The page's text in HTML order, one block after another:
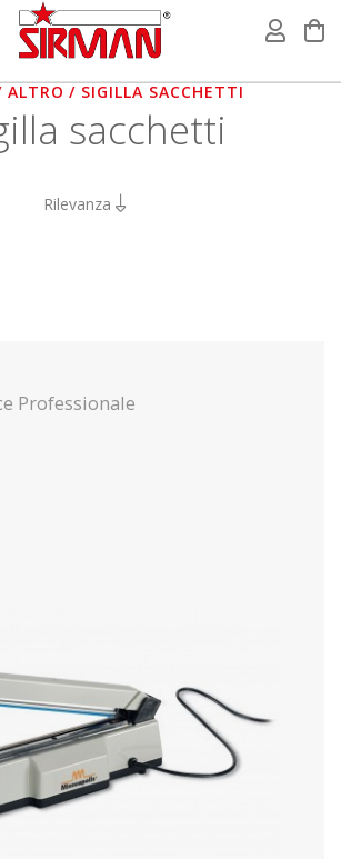
ALTRO SIGILLA SACCHETTI
sacchetti
Rilevanza
Professionale